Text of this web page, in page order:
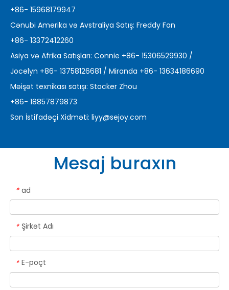
+86- 15968179947
Cənubi Amerika və Avstraliya Satış: Freddy Fan
+86- 13372412260
Asiya və Afrika Satışları: Connie +86- 15306529930 /
Jocelyn +86- 13758126681 / Miranda +86- 13634186690
Məişət texnikası satışı: Stocker Zhou
+86- 18857879873
Son İstifadəçi Xidməti: liyy@sejoy.com
Mesaj buraxın
* ad
* Şirkət Adı
* E-poçt